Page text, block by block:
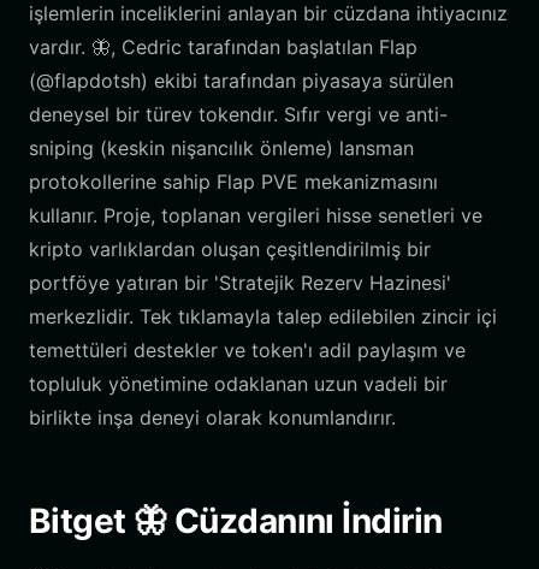
işlemlerin inceliklerini anlayan bir cüzdana ihtiyacınız
vardır. 🦋, Cedric tarafından başlatılan Flap
(@flapdotsh) ekibi tarafından piyasaya sürülen
deneysel bir türev tokendır. Sıfır vergi ve anti-
sniping (keskin nişancılık önleme) lansman
protokollerine sahip Flap PVE mekanizmasını
kullanır. Proje, toplanan vergileri hisse senetleri ve
kripto varlıklardan oluşan çeşitlendirilmiş bir
portföye yatıran bir 'Stratejik Rezerv Hazinesi'
merkezlidir. Tek tıklamayla talep edilebilen zincir içi
temettüleri destekler ve token'ı adil paylaşım ve
topluluk yönetimine odaklanan uzun vadeli bir
birlikte inşa deneyi olarak konumlandırır.
Bitget 🦋 Cüzdanını İndirin